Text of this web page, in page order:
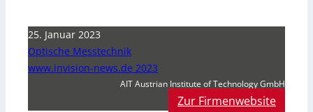
25. Januar 2023
Optische Messtechnik
www.invision-news.de 2023
AIT Austrian Institute of Technology GmbH
Zur Firmenwebsite